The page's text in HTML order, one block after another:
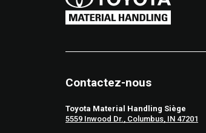
Contactez-nous
Toyota Material Handling Siège
5559 Inwood Dr., Columbus, IN 47201